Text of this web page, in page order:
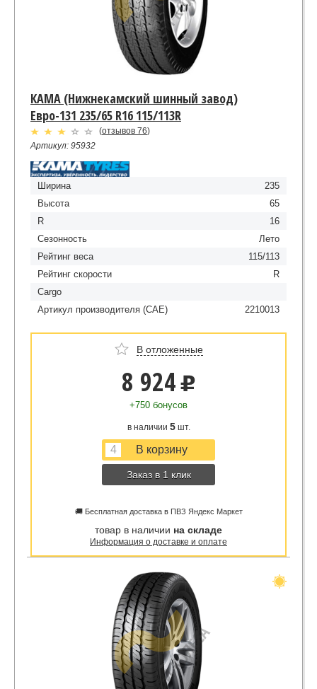
КАМА (Нижнекамский шинный завод)
Евро-131 235/65 R16 115/113R
(отзывов 76)
Артикул: 95932
Ширина
235
Высота
65
R
16
Сезонность
Лето
Рейтинг веса
115/113
Рейтинг скорости
R
Cargo
Артикул производителя (CAE)
2210013
В отложенные
8 924 u
+750 бонусов
в наличии 5шт.
Заказ в 1 клик
🚚 Бесплатная доставка в ПВЗ Яндекс Маркет
товар в наличии на складе
Информация о доставке и оплате